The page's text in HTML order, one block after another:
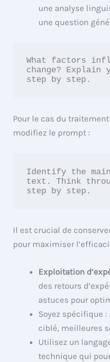
une analyse
une question
What factors
change? Explain
step by step.
Pour le cas du
modifiez le prompt :
Identify the
text. Think
step by step.
Il est crucial de
pour maximiser
Exploitation
des retours
astuces pour
Soyez spécifique
ciblé, meilleures
Utilisez un
technique qui